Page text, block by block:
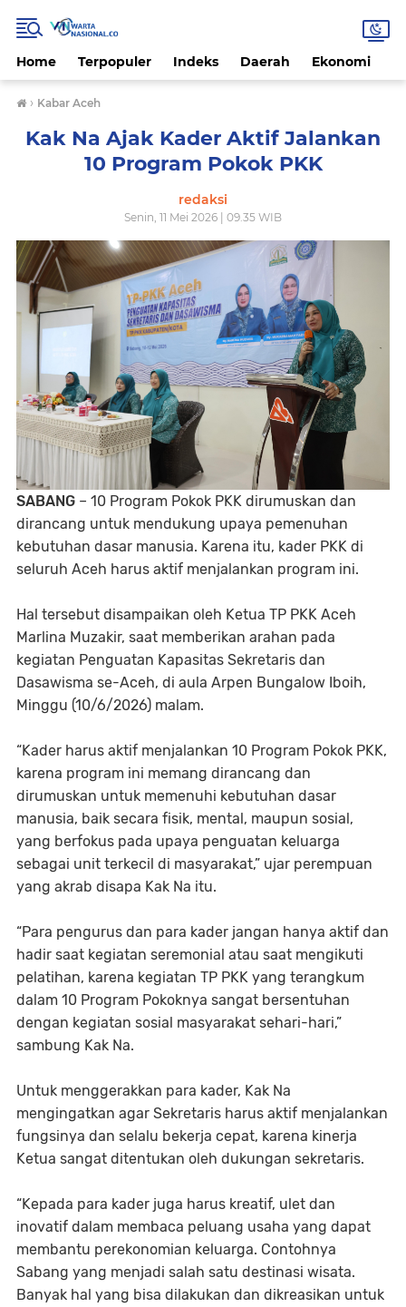
Home Terpopuler Indeks Daerah Ekonomi
› Kabar Aceh
Kak Na Ajak Kader Aktif Jalankan
10 Program Pokok PKK
redaksi
Senin, 11 Mei 2026 | 09.35 WIB
SABANG – 10 Program Pokok PKK dirumuskan dan
dirancang untuk mendukung upaya pemenuhan
kebutuhan dasar manusia. Karena itu, kader PKK di
seluruh Aceh harus aktif menjalankan program ini.
Hal tersebut disampaikan oleh Ketua TP PKK Aceh
Marlina Muzakir, saat memberikan arahan pada
kegiatan Penguatan Kapasitas Sekretaris dan
Dasawisma se-Aceh, di aula Arpen Bungalow Iboih,
Minggu (10/6/2026) malam.
“Kader harus aktif menjalankan 10 Program Pokok PKK,
karena program ini memang dirancang dan
dirumuskan untuk memenuhi kebutuhan dasar
manusia, baik secara fisik, mental, maupun sosial,
yang berfokus pada upaya penguatan keluarga
sebagai unit terkecil di masyarakat,” ujar perempuan
yang akrab disapa Kak Na itu.
“Para pengurus dan para kader jangan hanya aktif dan
hadir saat kegiatan seremonial atau saat mengikuti
pelatihan, karena kegiatan TP PKK yang terangkum
dalam 10 Program Pokoknya sangat bersentuhan
dengan kegiatan sosial masyarakat sehari-hari,”
sambung Kak Na.
Untuk menggerakkan para kader, Kak Na
mengingatkan agar Sekretaris harus aktif menjalankan
fungsinya dan selalu bekerja cepat, karena kinerja
Ketua sangat ditentukan oleh dukungan sekretaris.
“Kepada para kader juga harus kreatif, ulet dan
inovatif dalam membaca peluang usaha yang dapat
membantu perekonomian keluarga. Contohnya
Sabang yang menjadi salah satu destinasi wisata.
Banyak hal yang bisa dilakukan dan dikreasikan untuk